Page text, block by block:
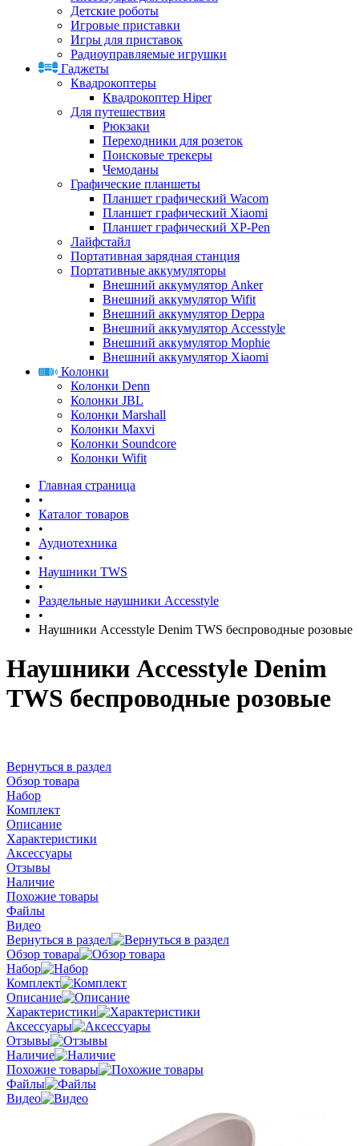
Детские роботы
Игровые приставки
Игры для приставок
Радиоуправляемые игрушки
Гаджеты
Квадрокоптеры
Квадрокоптер Hiper
Для путешествия
Рюкзаки
Переходники для розеток
Поисковые трекеры
Чемоданы
Графические планшеты
Планшет графический Wacom
Планшет графический Xiaomi
Планшет графический XP-Pen
Лайфстайл
Портативная зарядная станция
Портативные аккумуляторы
Внешний аккумулятор Anker
Внешний аккумулятор Wifit
Внешний аккумулятор Deppa
Внешний аккумулятор Accesstyle
Внешний аккумулятор Mophie
Внешний аккумулятор Xiaomi
Колонки
Колонки Denn
Колонки JBL
Колонки Marshall
Колонки Maxvi
Колонки Soundcore
Колонки Wifit
Главная страница
•
Каталог товаров
•
Аудиотехника
•
Наушники TWS
•
Раздельные наушники Accesstyle
•
Наушники Accesstyle Denim TWS беспроводные розовые
Наушники Accesstyle Denim
TWS беспроводные розовые
Вернуться в раздел
Обзор товара
Набор
Комплект
Описание
Характеристики
Аксессуары
Отзывы
Наличие
Похожие товары
Файлы
Видео
Вернуться в раздел
Обзор товара
Набор
Комплект
Описание
Характеристики
Аксессуары
Отзывы
Наличие
Похожие товары
Файлы
Видео